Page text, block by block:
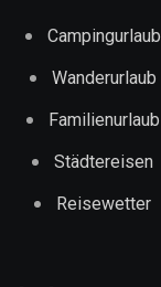
Campingurlaub
Wanderurlaub
Familienurlaub
Städtereisen
Reisewetter